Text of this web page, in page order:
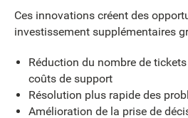
Ces innovations créent des
investissement supplémentaires
Réduction du nombre de
coûts de support
Résolution plus rapide des
Amélioration de la prise de